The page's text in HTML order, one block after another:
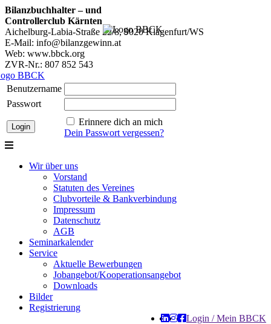
Bilanzbuchhalter – und
Controllerclub Kärnten
Aichelburg-Labia-Straße 22/8, 9020 Klagenfurt/WS
E-Mail: info@bilanzgewinn.at
Web: www.bbck.org
ZVR-Nr.: 807 852 543
Benutzername
Passwort
Erinnere dich an mich
Dein Passwort vergessen?
Wir über uns
Vorstand
Statuten des Vereines
Clubvorteile & Bankverbindung
Impressum
Datenschutz
AGB
Seminarkalender
Service
Aktuelle Bewerbungen
Jobangebot/Kooperationsangebot
Downloads
Bilder
Registrierung
Login / Mein BBCK